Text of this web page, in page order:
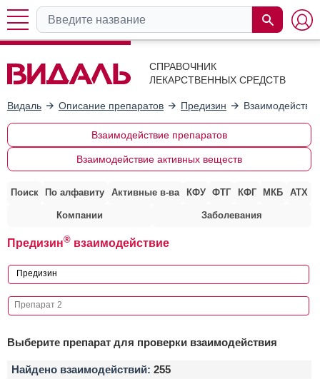
СПРАВОЧНИК
ЛЕКАРСТВЕННЫХ СРЕДСТВ
Видаль Описание препаратов Предизин
Взаимодействие препаратов
Взаимодействие активных веществ
Поиск По алфавиту Активные в-ва КФУ ФТГ КФГ МКБ АТХ
Компании Заболевания
Предизин® взаимодействие
Выберите препарат для проверки взаимодействия
Найдено взаимодействий: 255